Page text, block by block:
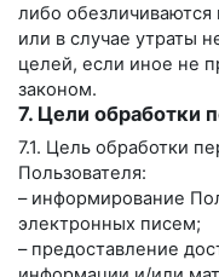
либо
или в случае утраты
целей, если иное не
законом.
7. Цели обработки
7.1. Цель обработки
Пользователя:
– информирование
электронных писем;
– предоставление